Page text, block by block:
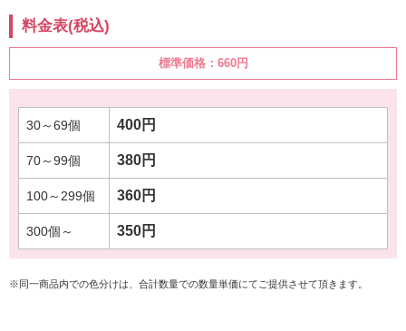
料金表(税込)
標準価格： 660円
400円
380円
360円
350円
※同一商品内での色分けは、合計数量での数量単価にてご提供させて頂きます。